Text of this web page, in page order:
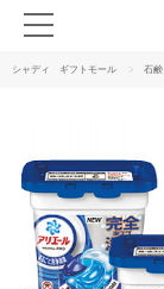
シャディ ギフトモール 石鹸